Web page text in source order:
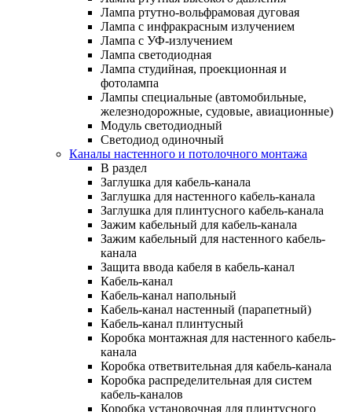
Лампа ртутно-вольфрамовая дуговая
Лампа с инфракрасным излучением
Лампа с УФ-излучением
Лампа светодиодная
Лампа студийная, проекционная и
фотолампа
Лампы специальные (автомобильные,
железнодорожные, судовые, авиационные)
Модуль светодиодный
Светодиод одиночный
Каналы настенного и потолочного монтажа
В раздел
Заглушка для кабель-канала
Заглушка для настенного кабель-канала
Заглушка для плинтусного кабель-канала
Зажим кабельный для кабель-канала
Зажим кабельный для настенного кабель-
канала
Защита ввода кабеля в кабель-канал
Кабель-канал
Кабель-канал напольный
Кабель-канал настенный (парапетный)
Кабель-канал плинтусный
Коробка монтажная для настенного кабель-
канала
Коробка ответвительная для кабель-канала
Коробка распределительная для систем
кабель-каналов
Коробка установочная для плинтусного